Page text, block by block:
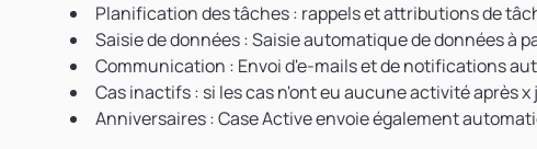
Planification des tâches: rappels et attributions de
Saisie de données: Saisie automatique de données à
Communication : Envoi d'e-mails et de notifications
Cas inactifs: si les cas n'ont eu aucune activité après
Anniversaires: Case Active envoie également